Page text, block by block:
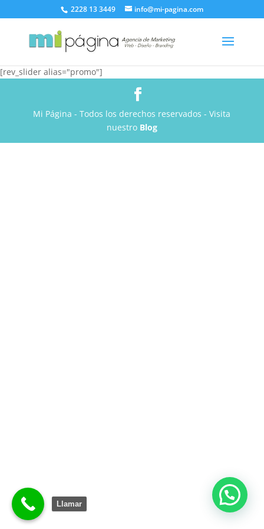
2228 13 3449 info@mi-pagina.com
[rev_slider alias="promo"]
Mi Página - Todos los derechos reservados - Visita
nuestro Blog
Llamar